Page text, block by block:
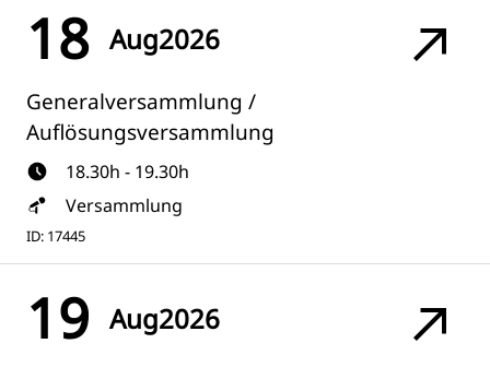
18 Aug2026
Generalversammlung /
Auflösungsversammlung
18.30h - 19.30h
Versammlung
ID: 17445
19 Aug2026